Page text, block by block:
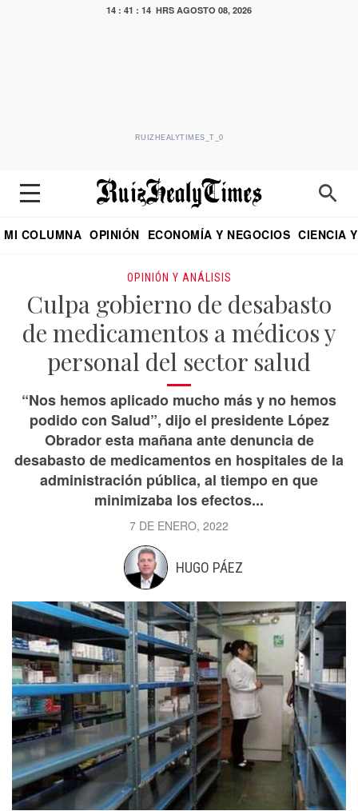
14 : 41 : 15 HRS AGOSTO 08, 2026
RUIZHEALYTIMES_T_0
MI COLUMNA OPINIÓN ECONOMÍA Y NEGOCIOS CIENCIA
OPINIÓN Y ANÁLISIS
Culpa gobierno de desabasto
de medicamentos a médicos y
personal del sector salud
“Nos hemos aplicado mucho más y no hemos
podido con Salud”, dijo el presidente López
Obrador esta mañana ante denuncia de
desabasto de medicamentos en hospitales de la
administración pública, al tiempo en que
minimizaba los efectos...
7 DE ENERO, 2022
HUGO PÁEZ